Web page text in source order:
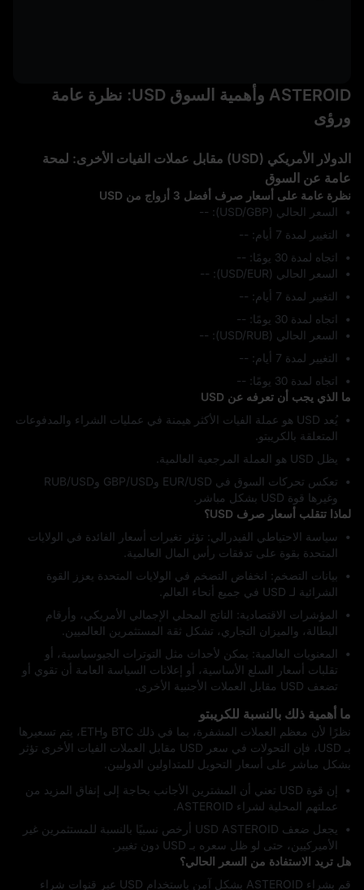
ASTEROID وأهمية السوق USD: نظرة عامة
ورؤى
الدولار الأمريكي (USD) مقابل عملات الفيات الأخرى: لمحة
عامة عن السوق
نظرة عامة على أسعار صرف أفضل 3 أزواج من USD
السعر الحالي (USD/GBP): --
التغيير لمدة 7 أيام: ‎--
اتجاه لمدة 30 يومًا: ‎--
السعر الحالي (USD/EUR): --
التغيير لمدة 7 أيام: ‎--
اتجاه لمدة 30 يومًا: ‎--
السعر الحالي (USD/RUB): --
التغيير لمدة 7 أيام: ‎--
اتجاه لمدة 30 يومًا: ‎--
ما الذي يجب أن تعرفه عن USD
يُعد USD هو عملة الفيات الأكثر هيمنة في عمليات الشراء والمدفوعات
المتعلقة بالكريبتو.
يظل USD هو العملة المرجعية العالمية.
تعكس تحركات السوق في EUR/USD وGBP/USD وRUB/USD
وغيرها قوة USD بشكل مباشر.
لماذا تتقلب أسعار صرف USD؟
سياسة الاحتياطي الفيدرالي: تؤثر تغيرات أسعار الفائدة في الولايات
المتحدة بقوة على تدفقات رأس المال العالمية.
بيانات التضخم: انخفاض التضخم في الولايات المتحدة يعزز القوة
الشرائية لـ USD في جميع أنحاء العالم.
المؤشرات الاقتصادية: الناتج المحلي الإجمالي الأمريكي، وأرقام
البطالة، والميزان التجاري، تشكل ثقة المستثمرين العالميين.
المعنويات العالمية: يمكن لأحداث مثل التوترات الجيوسياسية، أو
تقلبات أسعار السلع الأساسية، أو إعلانات السياسة العامة أن تقوي أو
تضعف USD مقابل العملات الأجنبية الأخرى.
ما أهمية ذلك بالنسبة للكريبتو
نظرًا لأن معظم العملات المشفرة، بما في ذلك BTC وETH، يتم تسعيرها
بـ USD، فإن التحولات في سعر USD مقابل العملات الفيات الأخرى تؤثر
بشكل مباشر على أسعار التحويل للمتداولين الدوليين.
إن قوة USD تعني أن المشترين الأجانب بحاجة إلى إنفاق المزيد من
عملتهم المحلية لشراء ASTEROID.
يجعل ضعف USD ASTEROID أرخص نسبيًا بالنسبة للمستثمرين غير
الأميركيين، حتى لو ظل سعره بـ USD دون تغيير.
هل تريد الاستفادة من السعر الحالي؟
قم بشراء ASTEROID بشكل آمن باستخدام USD عبر قنوات شراء